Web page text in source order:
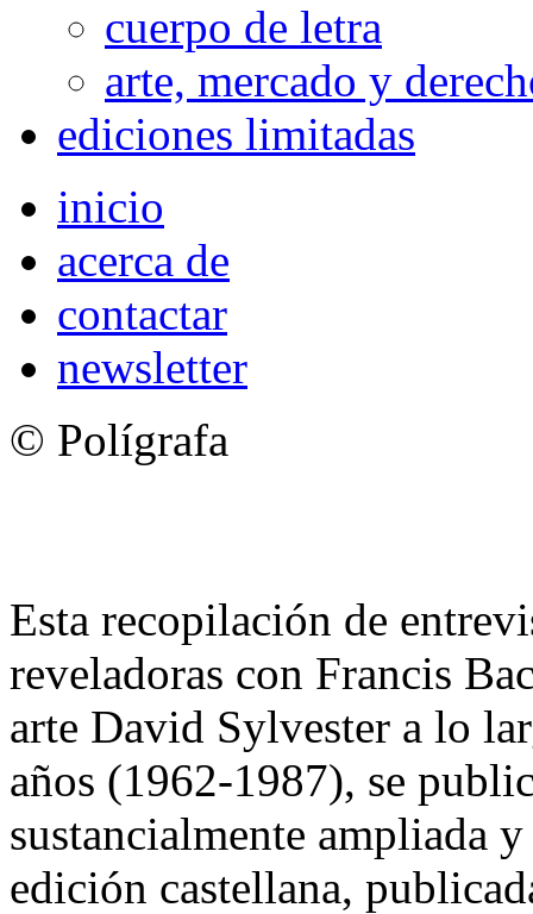
cuerpo de letra
arte, mercado y
ediciones limitadas
inicio
acerca de
contactar
newsletter
© Polígrafa
Esta recopilación de
reveladoras con Francis
arte David Sylvester a lo
años (1962-1987), se
sustancialmente ampliada
edición castellana,